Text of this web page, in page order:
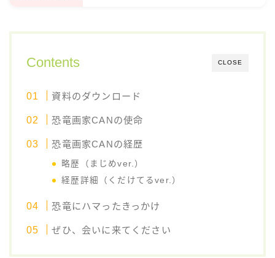
CLOSE
Contents
資料のダウンロード
恐竜画家CANの使命
恐竜画家CANの経歴
略歴（まじめver.）
経歴詳細（くだけてるver.）
恐竜にハマったきっかけ
ぜひ、会いに来てください